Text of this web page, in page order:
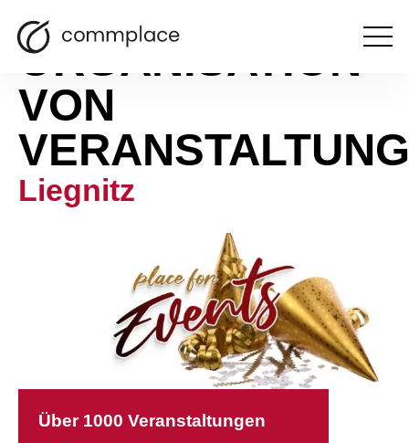
ORGANISATION
VON
Liegnitz
Über 1000 Veranstaltungen